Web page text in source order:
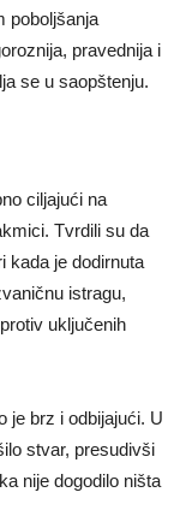
poboljšanja
pravednija i
se u saopštenju.
ciljajući na
Tvrdili su da
kada je dodirnuta
istragu,
uključenih
je brz i odbijajući. U
stvar, presudivši
nije dogodilo ništa